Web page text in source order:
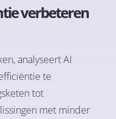
verbeteren
analyseert AI
te
tot
met minder